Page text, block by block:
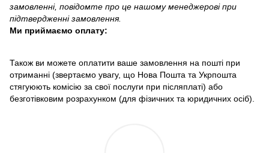
замовленні, повідомте про це нашому менеджерові при
підтвердженні замовлення.
Ми приймаємо оплату:
Також ви можете оплатити ваше замовлення на пошті при
отриманні (звертаємо увагу, що Нова Пошта та Укрпошта
стягуюють комісію за свої послуги при післяплаті) або
безготівковим розрахунком (для фізичних та юридичних осіб).